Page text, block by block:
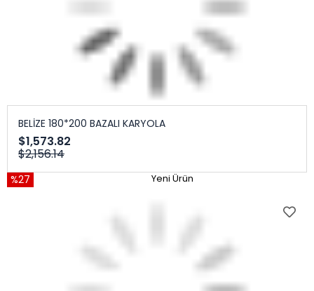
BELİZE 180*200 BAZALI KARYOLA
$1,573.82
$2,156.14
%27 Yeni Ürün